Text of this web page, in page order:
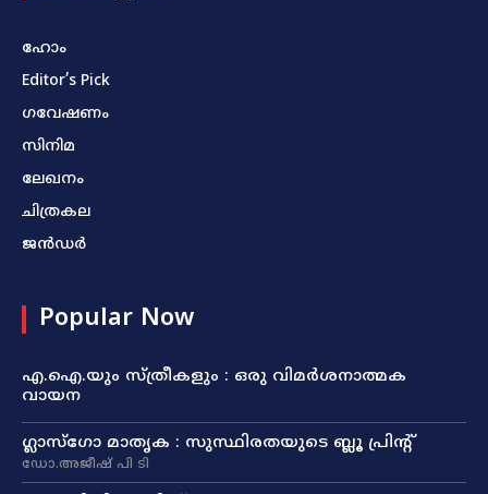
ഹോം
Editor’s Pick
ഗവേഷണം
സിനിമ
ലേഖനം
ചിത്രകല
ജൻഡർ
Popular Now
എ.ഐ.യും സ്ത്രീകളും : ഒരു വിമർശനാത്മക
വായന
ഗ്ലാസ്ഗോ മാതൃക : സുസ്ഥിരതയുടെ ബ്ലൂ പ്രിന്റ്
ഡോ.അജീഷ് പി ടി